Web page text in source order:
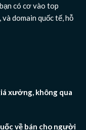
có cơ vào top
domain quốc tế, hỗ
xưởng, không qua
về bán cho người